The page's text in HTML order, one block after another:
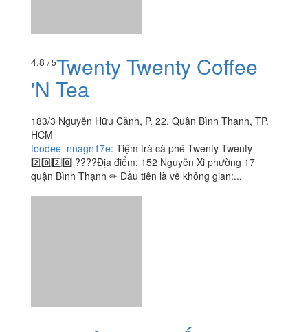
4.8/ 5 Twenty Twenty Coffee
'N Tea
183/3 Nguyễn Hữu Cảnh, P. 22, Quận Bình Thạnh, TP.